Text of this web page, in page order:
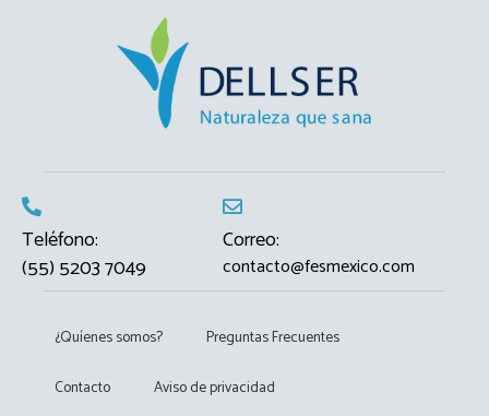
Teléfono:
(55) 5203 7049
Correo:
contacto@fesmexico.com
¿Quíenes somos? Preguntas Frecuentes
Contacto Aviso de privacidad